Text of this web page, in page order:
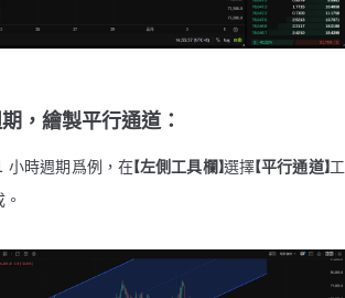
，繪製平行通道：
小時週期爲例，在【左側工具欄】選擇【平行通道】工